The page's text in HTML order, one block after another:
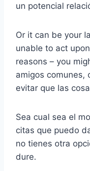
un potencial
Or it can be your
unable to act
reasons – you
amigos comunes,
evitar que las
Sea cual sea el
citas que puedo
no tienes otra
dure.